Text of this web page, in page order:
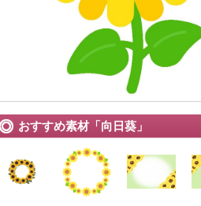
おすすめ素材「向日葵」